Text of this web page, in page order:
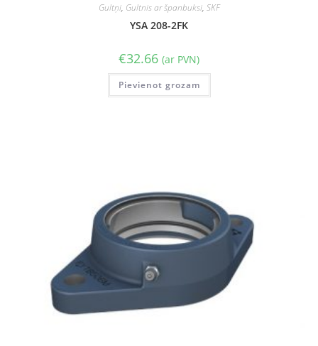
Gultņi, Gultnis ar španbuksi, SKF
YSA 208-2FK
€32.66 (ar PVN)
Pievienot grozam